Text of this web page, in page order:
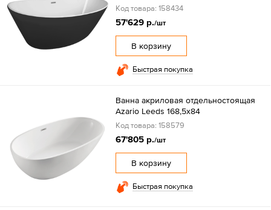
Код товара: 158434
57'629 р./шт
В корзину
Быстрая покупка
Ванна акриловая отдельностоящая
Azario Leeds 168,5х84
Код товара: 158579
67'805 р./шт
В корзину
Быстрая покупка